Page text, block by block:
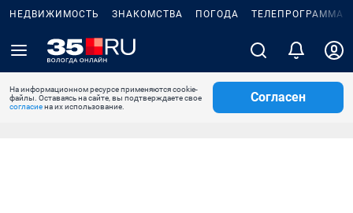
НЕДВИЖИМОСТЬ ЗНАКОМСТВА ПОГОДА ТЕЛЕПРОГРАММА
На информационном ресурсе применяются cookie-
файлы. Оставаясь на сайте, вы подтверждаете свое
согласиена их использование.
Согласен